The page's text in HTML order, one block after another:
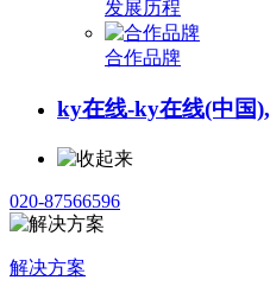
发展历程
合作品牌
ky在线-ky在线(中国),
020-87566596
解决方案